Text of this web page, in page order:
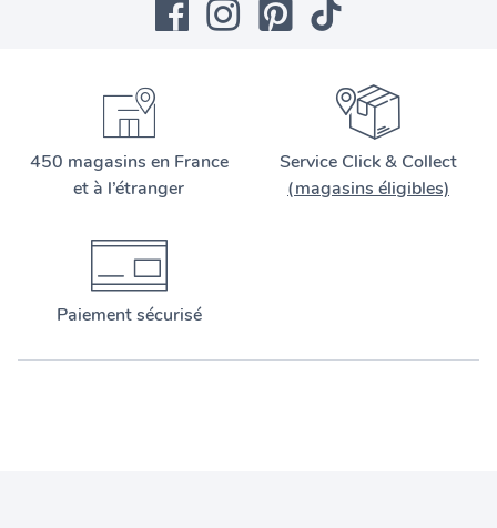
450 magasins en France
et à l’étranger
Service Click & Collect
(magasins éligibles)
Paiement sécurisé